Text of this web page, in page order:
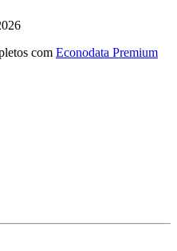
com Econodata Premium